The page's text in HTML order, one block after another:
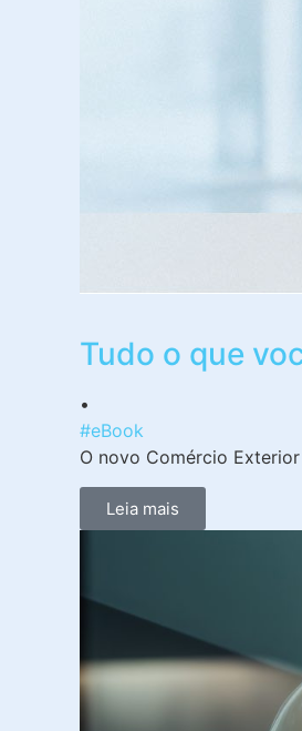
Tudo o que
•
#eBook
O novo Comércio
Leia mais